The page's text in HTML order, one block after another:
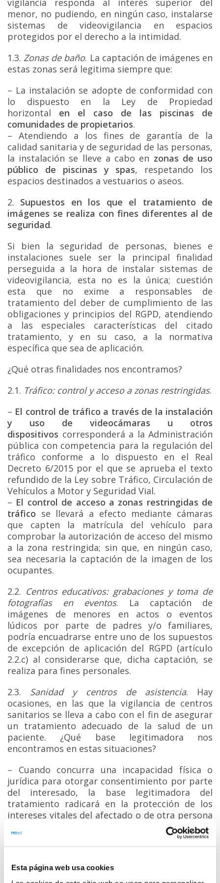
Esta página web usa cookies
vigilancia responda al interés superior del
menor, no pudiendo, en ningún caso, instalarse
sistemas de videovigilancia en espacios
protegidos por el derecho a la intimidad.
1.3.Zonas de baño. La captación de imágenes en
estas zonas será legitima siempre que:
– La instalación se adopte de conformidad con
lo dispuesto en la Ley de Propiedad
horizontal en el caso de las piscinas de
comunidades de propietarios.
– Atendiendo a los fines de garantía de la
calidad sanitaria y de seguridad de las personas,
la instalación se lleve a cabo en zonas de uso
público de piscinas y spas, respetando los
espacios destinados a vestuarios o aseos.
2. Supuestos en los que el tratamiento de
imágenes se realiza con fines diferentes al de
seguridad.
Si bien la seguridad de personas, bienes e
instalaciones suele ser la principal finalidad
perseguida a la hora de instalar sistemas de
videovigilancia, esta no es la única; cuestión
esta que no exime a responsables de
tratamiento del deber de cumplimiento de las
obligaciones y principios del RGPD, atendiendo
a las especiales características del citado
tratamiento, y en su caso, a la normativa
específica que sea de aplicación.
¿Qué otras finalidades nos encontramos?
2.1. Tráfico: control y acceso a zonas restringidas.
– El control de tráfico a través de la instalación
y uso de videocámaras u otros
dispositivos corresponderá a la Administración
pública con competencia para la regulación del
tráfico conforme a lo dispuesto en el Real
Decreto 6/2015 por el que se aprueba el texto
refundido de la Ley sobre Tráfico, Circulación de
Vehículos a Motor y Seguridad Vial.
– El control de acceso a zonas restringidas de
tráfico se llevará a efecto mediante cámaras
que capten la matrícula del vehículo para
comprobar la autorización de acceso del mismo
a la zona restringida; sin que, en ningún caso,
sea necesaria la captación de la imagen de los
ocupantes.
2.2. Centros educativos: grabaciones y toma de
fotografías en eventos. La captación de
imágenes de menores en actos o eventos
lúdicos por parte de padres y/o familiares,
podría encuadrarse entre uno de los supuestos
de excepción de aplicación del RGPD (artículo
2.2.c) al considerarse que, dicha captación, se
realiza para fines personales.
2.3. Sanidad y centros de asistencia. Hay
ocasiones, en las que la vigilancia de centros
sanitarios se lleva a cabo con el fin de asegurar
un tratamiento adecuado de la salud de un
paciente. ¿Qué base legitimadora nos
encontramos en estas situaciones?
– Cuando concurra una incapacidad física o
jurídica para otorgar consentimiento por parte
del interesado, la base legitimadora del
tratamiento radicará en la protección de los
intereses vitales del afectado o de otra persona
– Hay otras ocasiones en las que el tratamiento
resulta necesario para fines de medicina
esta la base legitimadora (artículo 9.2.h del